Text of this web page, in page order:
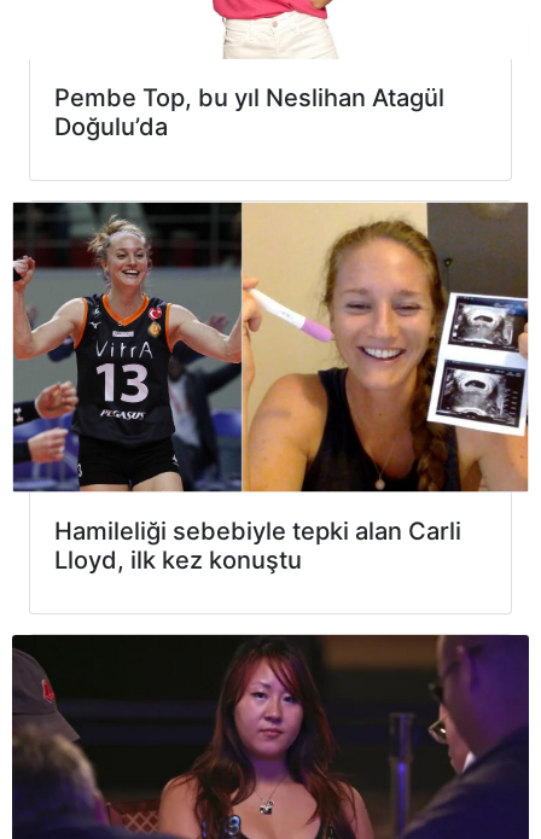
Pembe Top, bu yıl Neslihan Atagül
Doğulu’da
Hamileliği sebebiyle tepki alan Carli
Lloyd, ilk kez konuştu